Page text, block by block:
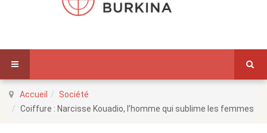
Accueil
Société
Coiffure : Narcisse Kouadio, l’homme qui sublime les femmes